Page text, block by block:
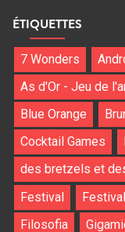
ÉTIQUETTES
7 Wonders
As d'Or - Jeu de
Blue Orange
Cocktail Games
des bretzels et
Festival
Filosofia